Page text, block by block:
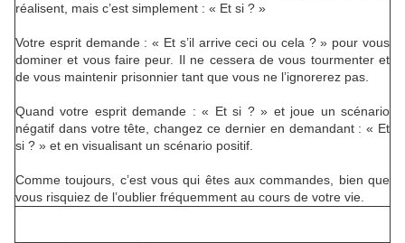
réalisent, mais c’est simplement : « Et si ? »
Votre esprit demande : « Et s’il arrive ceci ou cela ? » pour vous
dominer et vous faire peur. Il ne cessera de vous tourmenter et
de vous maintenir prisonnier tant que vous ne l’ignorerez pas.
Quand votre esprit demande : « Et si ? » et joue un scénario
négatif dans votre tête, changez ce dernier en demandant : « Et
si ? » et en visualisant un scénario positif.
Comme toujours, c’est vous qui êtes aux commandes, bien que
vous risquiez de l’oublier fréquemment au cours de votre vie.